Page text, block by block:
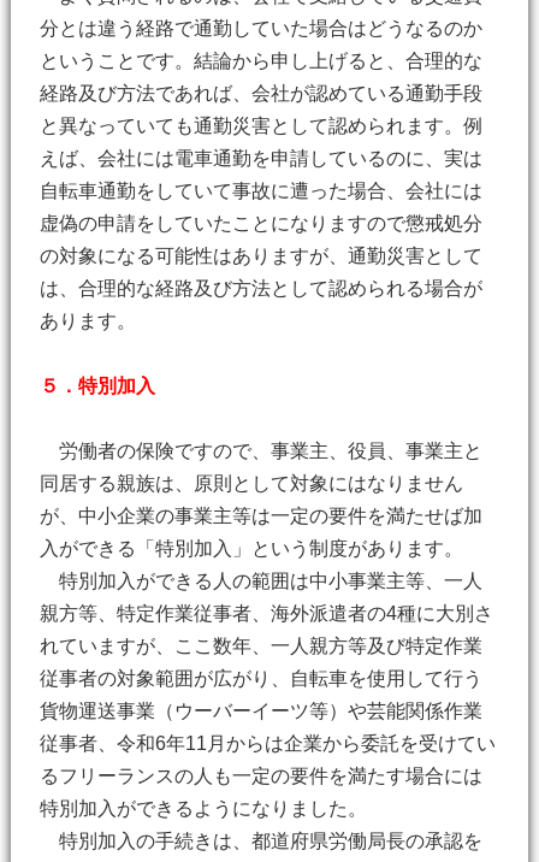
分とは違う経路で通勤していた場合はどうなるのか
ということです。結論から申し上げると、合理的な
経路及び方法であれば、会社が認めている通勤手段
と異なっていても通勤災害として認められます。例
えば、会社には電車通勤を申請しているのに、実は
自転車通勤をしていて事故に遭った場合、会社には
虚偽の申請をしていたことになりますので懲戒処分
の対象になる可能性はありますが、通勤災害として
は、合理的な経路及び方法として認められる場合が
あります。
５．特別加入
労働者の保険ですので、事業主、役員、事業主と
同居する親族は、原則として対象にはなりません
が、中小企業の事業主等は一定の要件を満たせば加
入ができる「特別加入」という制度があります。
特別加入ができる人の範囲は中小事業主等、一人
親方等、特定作業従事者、海外派遣者の4種に大別さ
れていますが、ここ数年、一人親方等及び特定作業
従事者の対象範囲が広がり、自転車を使用して行う
貨物運送事業（ウーバーイーツ等）や芸能関係作業
従事者、令和6年11月からは企業から委託を受けてい
るフリーランスの人も一定の要件を満たす場合には
特別加入ができるようになりました。
特別加入の手続きは、都道府県労働局長の承認を